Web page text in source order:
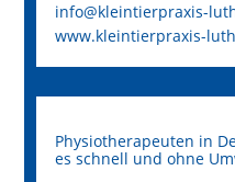
info@kleintierpraxis-
www.kleintierpraxis-
Physiotherapeuten in
es schnell und ohne